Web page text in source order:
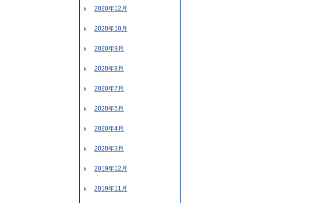
2020年12月
2020年10月
2020年9月
2020年8月
2020年7月
2020年5月
2020年4月
2020年3月
2019年12月
2019年11月